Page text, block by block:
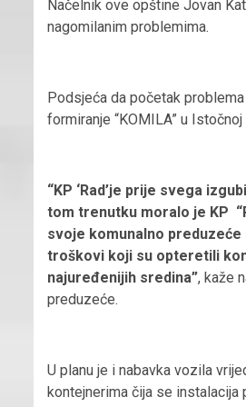
Načelnik ove opštine Jovan
nagomilanim problemima.
Podsjeća da početak
formiranje “KOMILA” u
“KP ‘Rad’je prije svega
tom trenutku moralo je KP
svoje komunalno
troškovi koji su opteretili
najuređenijih sredina”, kaže
preduzeće.
U planu je i nabavka vozila
kontejnerima čija se instalacija